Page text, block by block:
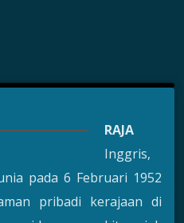
RAJA
Inggris,
pada 6 Februari 1952
pribadi kerajaan di